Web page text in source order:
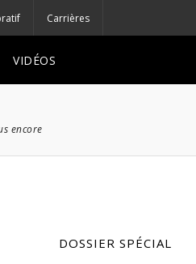
Carrières
VIDÉOS
encore
DOSSIER SPÉCIAL